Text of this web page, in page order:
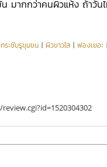
มากกว่าคนผิวแห้ง ถ้าวัน
กระชับรูขุมขน | ผิวขาวใส | ฟองเยอะ |